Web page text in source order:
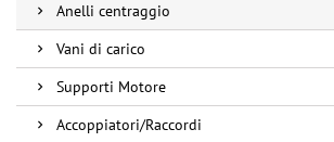
Anelli centraggio
Vani di carico
Supporti Motore
Accoppiatori/Raccordi